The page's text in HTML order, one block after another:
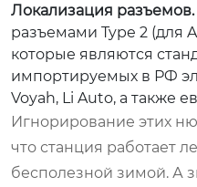
Локализация разъемов.
разъемами Type 2 (для
которые являются
импортируемых в РФ
Voyah, Li Auto, а также
Игнорирование этих
что станция работает
бесполезной зимой. А